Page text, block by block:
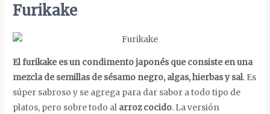
Furikake
El furikake es un condimento japonés que consiste en una
mezcla de semillas de sésamo negro, algas, hierbas y sal. Es
súper sabroso y se agrega para dar sabor a todo tipo de
platos, pero sobre todo al arroz cocido. La versión